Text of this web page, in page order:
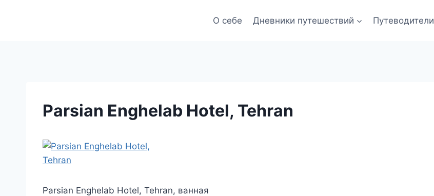
О себе Дневники путешествий Путеводители
Parsian Enghelab Hotel, Tehran
Parsian Enghelab Hotel, Tehran, ванная